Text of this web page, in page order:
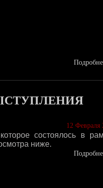
12 Февраля
состоялось в
ниже.